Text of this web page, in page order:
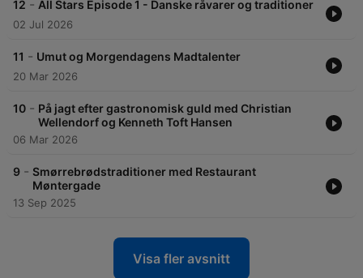
12 - All Stars Episode 1 - Danske råvarer og traditioner
02 Jul 2026
11 - Umut og Morgendagens Madtalenter
20 Mar 2026
10 - På jagt efter gastronomisk guld med Christian
Wellendorf og Kenneth Toft Hansen
06 Mar 2026
9 - Smørrebrødstraditioner med Restaurant
Møntergade
13 Sep 2025
Visa fler avsnitt